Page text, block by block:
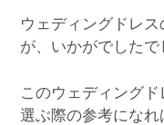
ウェディングドレ
が、いかがでしたで
このウェディング
選ぶ際の参考になれ